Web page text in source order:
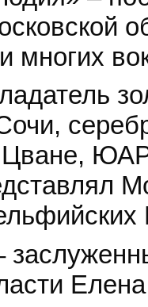
многих
Цване,